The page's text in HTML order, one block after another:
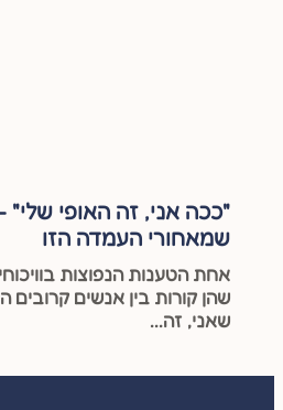
"ככה אני, זה האופי
שמאחורי העמדה הזו
אחת הטענות הנפוצות
שהן קורות בין אנשים קרובים
שאני, זה...